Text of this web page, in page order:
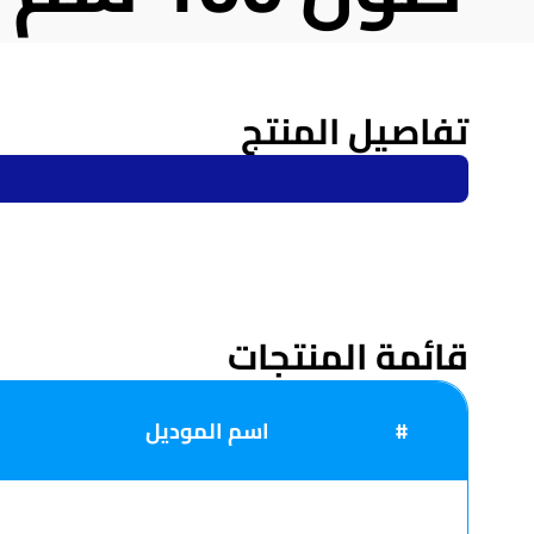
تفاصيل المنتج
قائمة المنتجات
# اسم الموديل